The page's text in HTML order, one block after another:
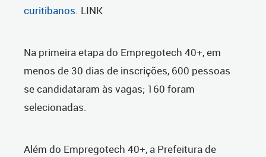
curitibanos. LINK
Na primeira etapa do Empregotech 40+, em
menos de 30 dias de inscrições, 600 pessoas
se candidataram às vagas; 160 foram
selecionadas.
Além do Empregotech 40+, a Prefeitura de